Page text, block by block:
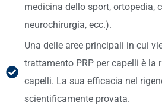
medicina dello sport, ortopedia,
neurochirurgia, ecc.).
Una delle aree principali in cui
trattamento PRP per capelli è la
capelli. La sua efficacia nel
scientificamente provata.